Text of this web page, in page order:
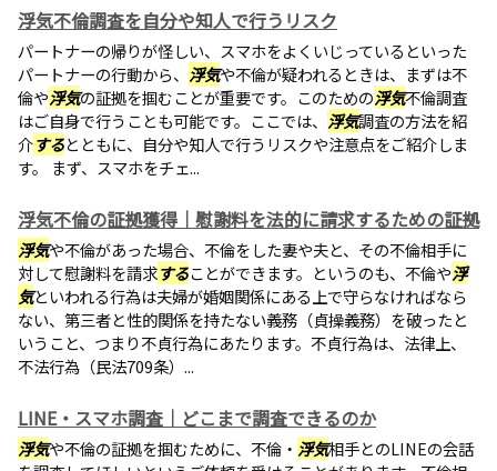
浮気不倫調査を自分や知人で行うリスク
パートナーの帰りが怪しい、スマホをよくいじっているといった
パートナーの行動から、 浮気や不倫が疑われるときは、まずは不
倫や浮気の証拠を掴むことが重要です。このための浮気不倫調査
はご自身で行うことも可能です。ここでは、 浮気調査の方法を紹
介するとともに、自分や知人で行うリスクや注意点をご紹介しま
す。 まず、スマホをチェ...
浮気不倫の証拠獲得｜慰謝料を法的に請求するための証拠
浮気や不倫があった場合、不倫をした妻や夫と、その不倫相手に
対して慰謝料を請求することができます。というのも、不倫や浮
気といわれる行為は夫婦が婚姻関係にある上で守らなければなら
ない、第三者と性的関係を持たない義務（貞操義務）を破ったと
いうこと、つまり不貞行為にあたります。不貞行為は、法律上、
不法行為（民法709条）...
LINE・スマホ調査｜どこまで調査できるのか
浮気や不倫の証拠を掴むために、不倫・ 浮気相手とのLINEの会話